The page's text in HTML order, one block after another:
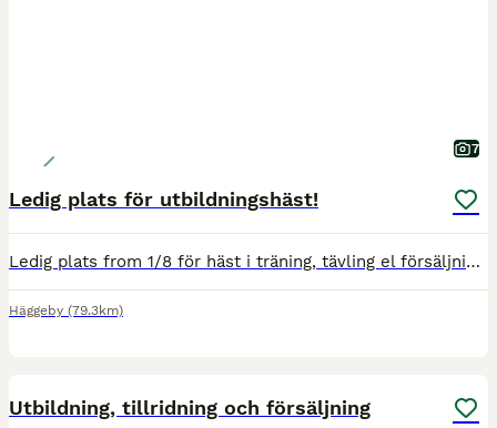
7
Ledig plats för utbildningshäst!
Ledig plats from 1/8 för häst i träning, tävling el försäljning. Diplomerad unghästutbildare, C tränare i hoppning. Utbildat och tävlat hästar tom 140 hoppning. Visat på unghäst och ridhäst test, fö
Häggeby (79.3km)
Utbildning, tillridning och försäljning